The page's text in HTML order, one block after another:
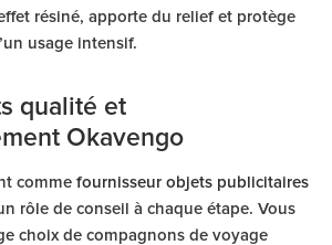
résiné, apporte du relief et protège
usage intensif.
qualité et
Okavengo
comme fournisseur objets publicitaires
rôle de conseil à chaque étape. Vous
choix de compagnons de voyage